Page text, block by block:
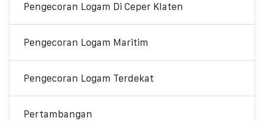
Pengecoran Logam Di Ceper Klaten
Pengecoran Logam Maritim
Pengecoran Logam Terdekat
Pertambangan